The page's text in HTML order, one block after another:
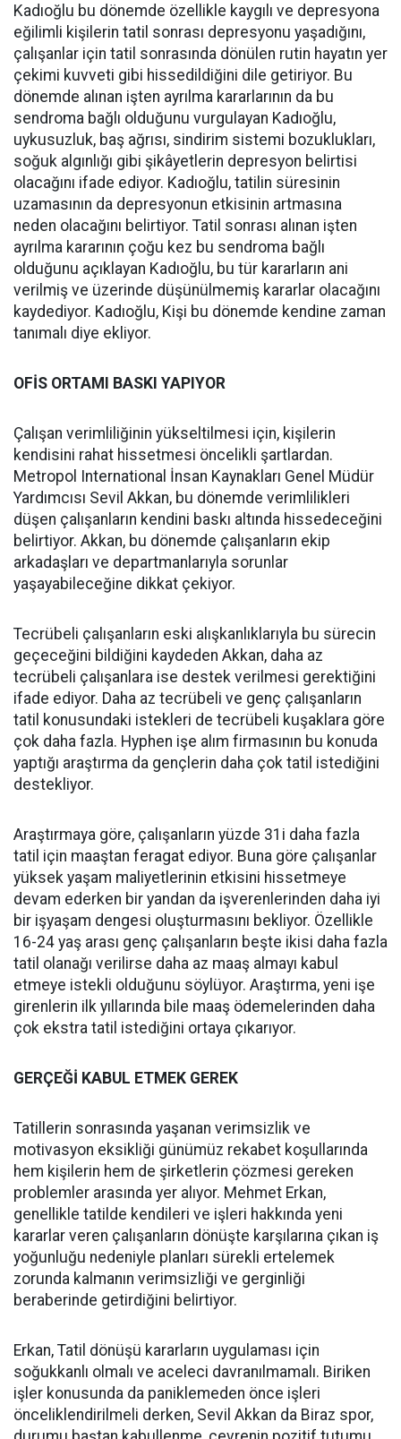
Kadıoğlu bu dönemde özellikle kaygılı ve depresyona
eğilimli kişilerin tatil sonrası depresyonu yaşadığını,
çalışanlar için tatil sonrasında dönülen rutin hayatın yer
çekimi kuvveti gibi hissedildiğini dile getiriyor. Bu
dönemde alınan işten ayrılma kararlarının da bu
sendroma bağlı olduğunu vurgulayan Kadıoğlu,
uykusuzluk, baş ağrısı, sindirim sistemi bozuklukları,
soğuk algınlığı gibi şikâyetlerin depresyon belirtisi
olacağını ifade ediyor. Kadıoğlu, tatilin süresinin
uzamasının da depresyonun etkisinin artmasına
neden olacağını belirtiyor. Tatil sonrası alınan işten
ayrılma kararının çoğu kez bu sendroma bağlı
olduğunu açıklayan Kadıoğlu, bu tür kararların ani
verilmiş ve üzerinde düşünülmemiş kararlar olacağını
kaydediyor. Kadıoğlu, Kişi bu dönemde kendine zaman
tanımalı diye ekliyor.
OFİS ORTAMI BASKI YAPIYOR
Çalışan verimliliğinin yükseltilmesi için, kişilerin
kendisini rahat hissetmesi öncelikli şartlardan.
Metropol International İnsan Kaynakları Genel Müdür
Yardımcısı Sevil Akkan, bu dönemde verimlilikleri
düşen çalışanların kendini baskı altında hissedeceğini
belirtiyor. Akkan, bu dönemde çalışanların ekip
arkadaşları ve departmanlarıyla sorunlar
yaşayabileceğine dikkat çekiyor.
Tecrübeli çalışanların eski alışkanlıklarıyla bu sürecin
geçeceğini bildiğini kaydeden Akkan, daha az
tecrübeli çalışanlara ise destek verilmesi gerektiğini
ifade ediyor. Daha az tecrübeli ve genç çalışanların
tatil konusundaki istekleri de tecrübeli kuşaklara göre
çok daha fazla. Hyphen işe alım firmasının bu konuda
yaptığı araştırma da gençlerin daha çok tatil istediğini
destekliyor.
Araştırmaya göre, çalışanların yüzde 31i daha fazla
tatil için maaştan feragat ediyor. Buna göre çalışanlar
yüksek yaşam maliyetlerinin etkisini hissetmeye
devam ederken bir yandan da işverenlerinden daha iyi
bir işyaşam dengesi oluşturmasını bekliyor. Özellikle
16-24 yaş arası genç çalışanların beşte ikisi daha fazla
tatil olanağı verilirse daha az maaş almayı kabul
etmeye istekli olduğunu söylüyor. Araştırma, yeni işe
girenlerin ilk yıllarında bile maaş ödemelerinden daha
çok ekstra tatil istediğini ortaya çıkarıyor.
GERÇEĞİ KABUL ETMEK GEREK
Tatillerin sonrasında yaşanan verimsizlik ve
motivasyon eksikliği günümüz rekabet koşullarında
hem kişilerin hem de şirketlerin çözmesi gereken
problemler arasında yer alıyor. Mehmet Erkan,
genellikle tatilde kendileri ve işleri hakkında yeni
kararlar veren çalışanların dönüşte karşılarına çıkan iş
yoğunluğu nedeniyle planları sürekli ertelemek
zorunda kalmanın verimsizliği ve gerginliği
beraberinde getirdiğini belirtiyor.
Erkan, Tatil dönüşü kararların uygulaması için
soğukkanlı olmalı ve aceleci davranılmamalı. Biriken
işler konusunda da paniklemeden önce işleri
önceliklendirilmeli derken, Sevil Akkan da Biraz spor,